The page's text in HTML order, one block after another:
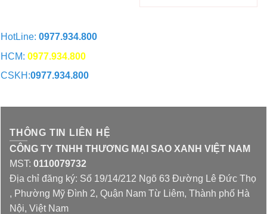
HotLine: 0977.934.800
HCM: 0977.934.800
CSKH:0977.934.800
THÔNG TIN LIÊN HỆ
CÔNG TY TNHH THƯƠNG MẠI SAO XANH VIỆT NAM
MST: 0110079732
Địa chỉ đăng ký: Số 19/14/212 Ngõ 63 Đường Lê Đức Thọ
, Phường Mỹ Đình 2, Quận Nam Từ Liêm, Thành phố Hà
Nội, Việt Nam